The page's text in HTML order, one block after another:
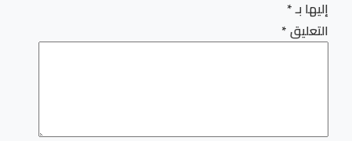
إليها بـ*
التعليق*